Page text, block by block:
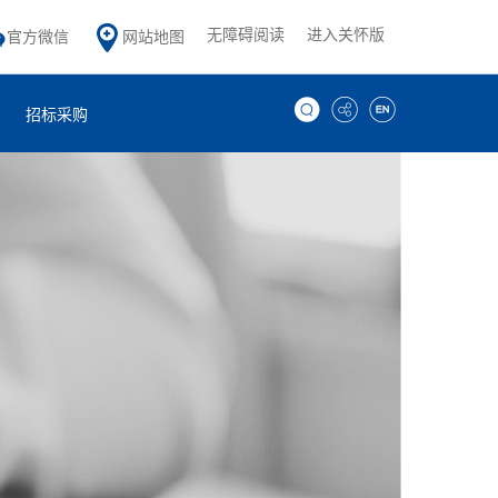
官方微信 网站地图 无障碍阅读 进入关怀版
招标采购